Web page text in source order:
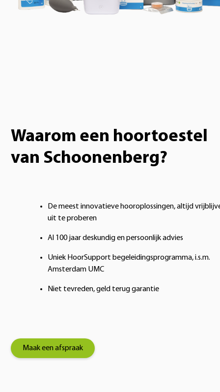
Waarom een hoortoestel
van Schoonenberg?
De meest innovatieve hooroplossingen, altijd
uit te proberen
Al 100 jaar deskundig en persoonlijk advies
Uniek HoorSupport begeleidingsprogramma, i.s.m.
Amsterdam UMC
Niet tevreden, geld terug garantie
Maak een afspraak